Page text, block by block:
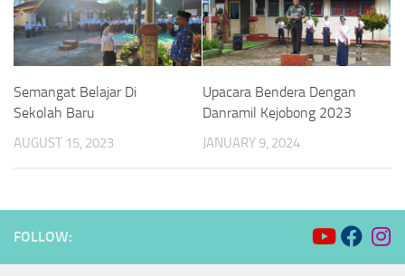
Semangat Belajar Di
Sekolah Baru
AUGUST 15, 2023
Upacara Bendera Dengan
Danramil Kejobong 2023
JANUARY 9, 2024
FOLLOW: